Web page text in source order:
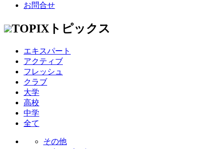
お問合せ
TOPIX トピックス
エキスパート
アクティブ
フレッシュ
クラブ
大学
高校
中学
全て
その他